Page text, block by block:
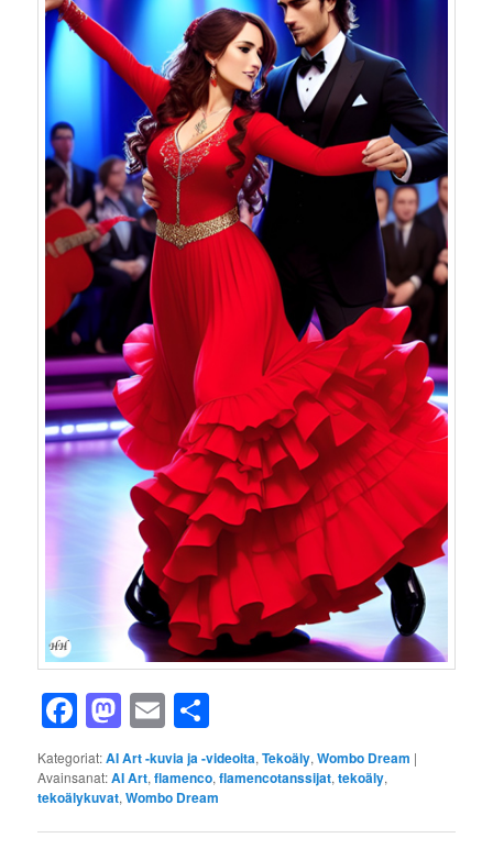
Facebook
Mastodon
Email
Kategoriat:AI Art -kuvia ja -videoita,Tekoäly,Wombo Dream |
Avainsanat:AI Art,flamenco,flamencotanssijat,tekoäly,
tekoälykuvat,Wombo Dream